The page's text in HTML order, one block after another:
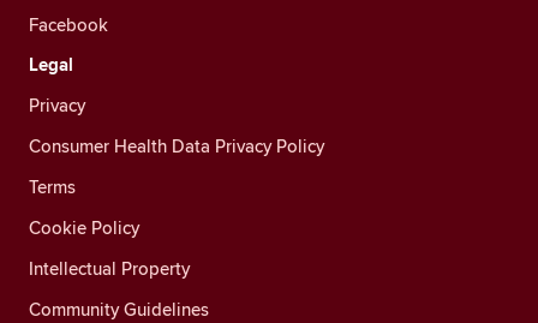
Facebook
Legal
Privacy
Consumer Health Data Privacy Policy
Terms
Cookie Policy
Intellectual Property
Community Guidelines